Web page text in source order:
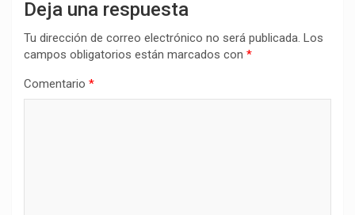
Deja una respuesta
Tu dirección de correo electrónico no será publicada. Los
campos obligatorios están marcados con *
Comentario *